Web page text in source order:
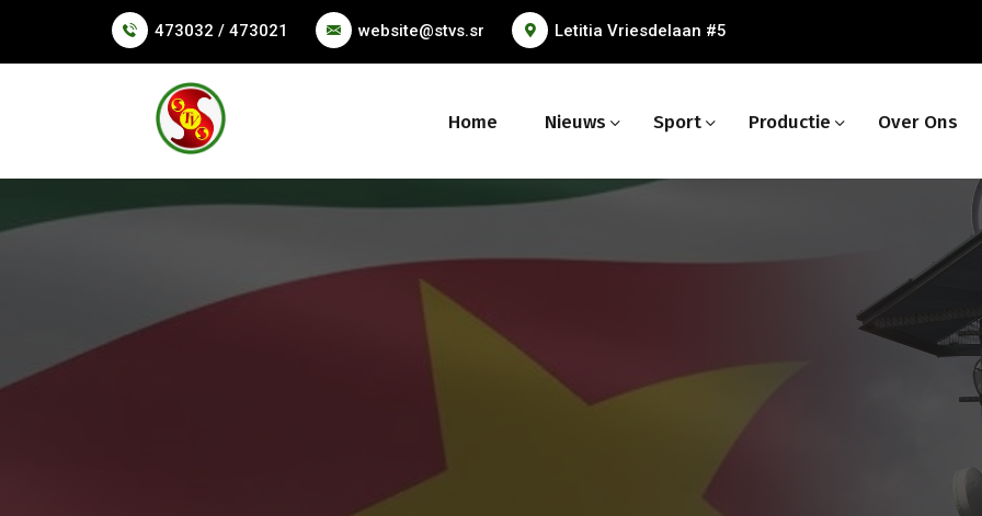
473032 / 473021 website@stvs.sr Letitia Vriesdelaan #5
Home Nieuws Sport Productie Over Ons